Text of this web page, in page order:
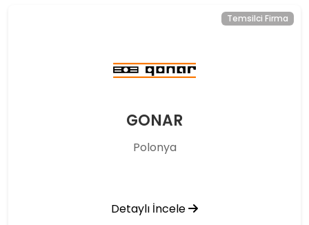
Temsilci Firma
GONAR
Polonya
Detaylı İncele